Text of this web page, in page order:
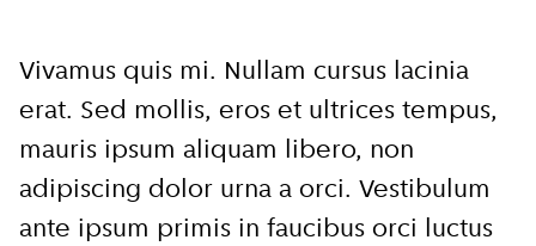
Vivamus quis mi. Nullam cursus lacinia
erat. Sed mollis, eros et ultrices tempus,
mauris ipsum aliquam libero, non
adipiscing dolor urna a orci. Vestibulum
ante ipsum primis in faucibus orci luctus